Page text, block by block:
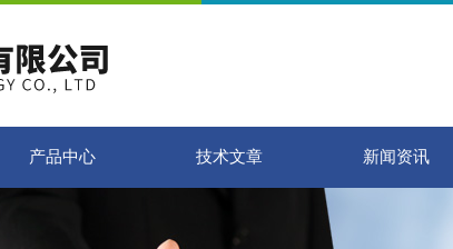
产品中心 技术文章 新闻资讯